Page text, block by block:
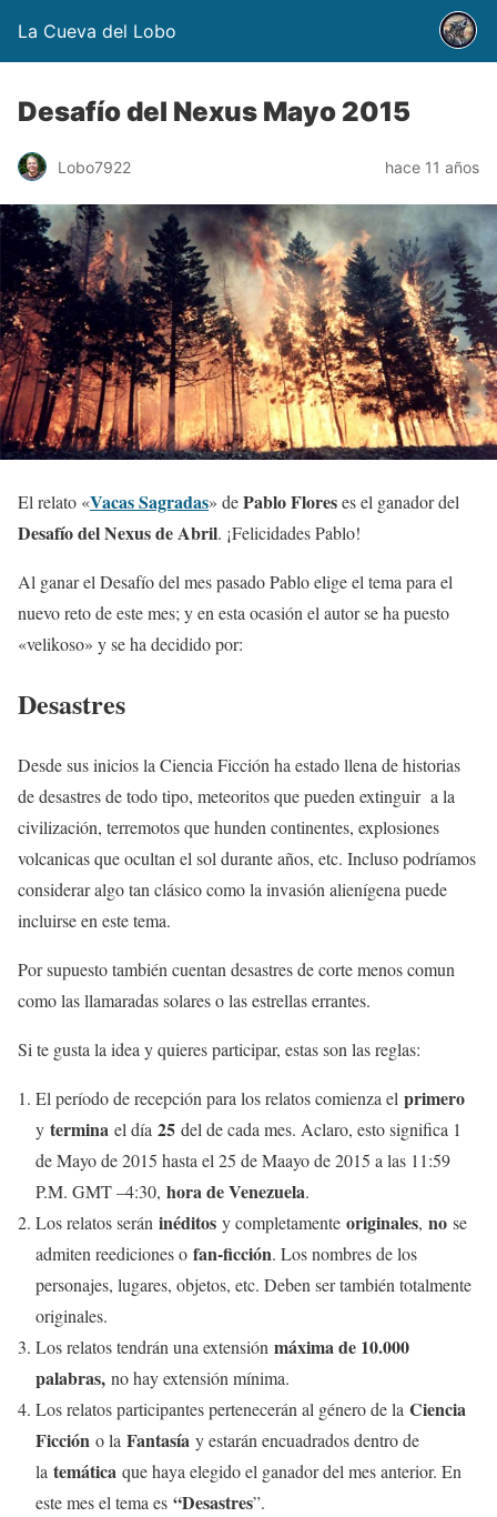
La Cueva del Lobo
Desafío del Nexus Mayo 2015
Lobo7922 hace 11 años
El relato «Vacas Sagradas» dePablo Floreses el ganador del
Desafío del Nexus de Abril. ¡Felicidades Pablo!
Al ganar el Desafío del mes pasado Pablo elige el tema para el
nuevo reto de este mes; y en esta ocasión el autor se ha puesto
«velikoso» y se ha decidido por:
Desastres
Desde sus inicios la Ciencia Ficción ha estado llena de historias
de desastres de todo tipo, meteoritos que pueden extinguir a la
civilización, terremotos que hunden continentes, explosiones
volcanicas que ocultan el sol durante años, etc. Incluso podríamos
considerar algo tan clásico como la invasión alienígena puede
incluirse en este tema.
Por supuesto también cuentan desastres de corte menos comun
como las llamaradas solares o las estrellas errantes.
Si te gusta la idea y quieres participar, estas son las reglas:
El período de recepción para los relatos comienza el primero
y termina el día 25 del de cada mes. Aclaro, esto significa 1
de Mayo de 2015 hasta el 25 de Maayo de 2015 a las 11:59
P.M. GMT –4:30, hora de Venezuela.
Los relatos serán inéditos y completamente originales, no se
admiten reediciones o fan-ficción. Los nombres de los
personajes, lugares, objetos, etc. Deben ser también totalmente
originales.
Los relatos tendrán una extensión máxima de 10.000
palabras, no hay extensión mínima.
Los relatos participantes pertenecerán al género de la Ciencia
Ficción o la Fantasía y estarán encuadrados dentro de
la temática que haya elegido el ganador del mes anterior. En
este mes el tema es “Desastres”.